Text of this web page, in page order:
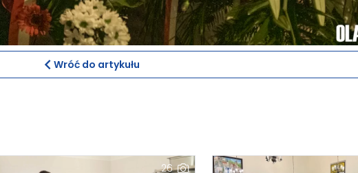
Wróć do artykułu
26